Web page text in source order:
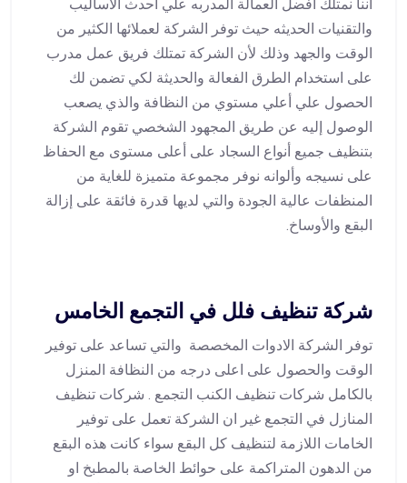
اننا نمتلك افضل العمالة المدربه علي احدث الاساليب
والتقنيات الحديثه حيث توفر الشركة لعملائها الكثير من
الوقت والجهد وذلك لأن الشركة تمتلك فريق عمل مدرب
على استخدام الطرق الفعالة والحديثة لكي تضمن لك
الحصول علي أعلي مستوي من النظافة والذي يصعب
الوصول إليه عن طريق المجهود الشخصي تقوم الشركة
بتنظيف جميع أنواع السجاد على أعلى مستوى مع الحفاظ
على نسيجه وألوانه نوفر مجموعة متميزة للغاية من
المنظفات عالية الجودة والتي لديها قدرة فائقة على إزالة
البقع والأوساخ.
شركة تنظيف فلل في التجمع الخامس
توفر الشركة الادوات المخصصة والتي تساعد على توفير
الوقت والحصول على اعلى درجه من النظافة المنزل
بالكامل شركات تنظيف الكنب التجمع . شركات تنظيف
المنازل في التجمع غير ان الشركة تعمل على توفير
الخامات اللازمة لتنظيف كل البقع سواء كانت هذه البقع
من الدهون المتراكمة على حوائط الخاصة بالمطبخ او